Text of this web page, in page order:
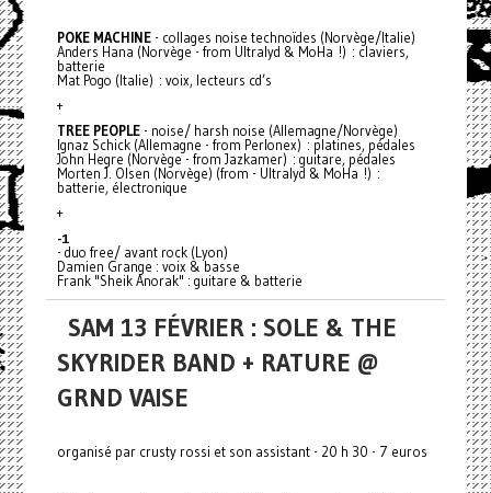
POKE MACHINE- collages noise technoïdes (Norvège/Italie)
Anders Hana (Norvège - from Ultralyd & MoHa !) : claviers,
batterie
Mat Pogo (Italie) : voix, lecteurs cd’s
+
TREE PEOPLE- noise/ harsh noise (Allemagne/Norvège)
Ignaz Schick (Allemagne - from Perlonex) : platines, pédales
John Hegre (Norvège - from Jazkamer) : guitare, pédales
Morten J. Olsen (Norvège) (from - Ultralyd & MoHa !) :
batterie, électronique
+
-1
- duo free/ avant rock (Lyon)
Damien Grange : voix & basse
Frank "Sheik Anorak" : guitare & batterie
SAM 13 FÉVRIER : SOLE & THE
SKYRIDER BAND + RATURE @
GRND VAISE
organisé par crusty rossi et son assistant - 20 h 30 - 7 euros